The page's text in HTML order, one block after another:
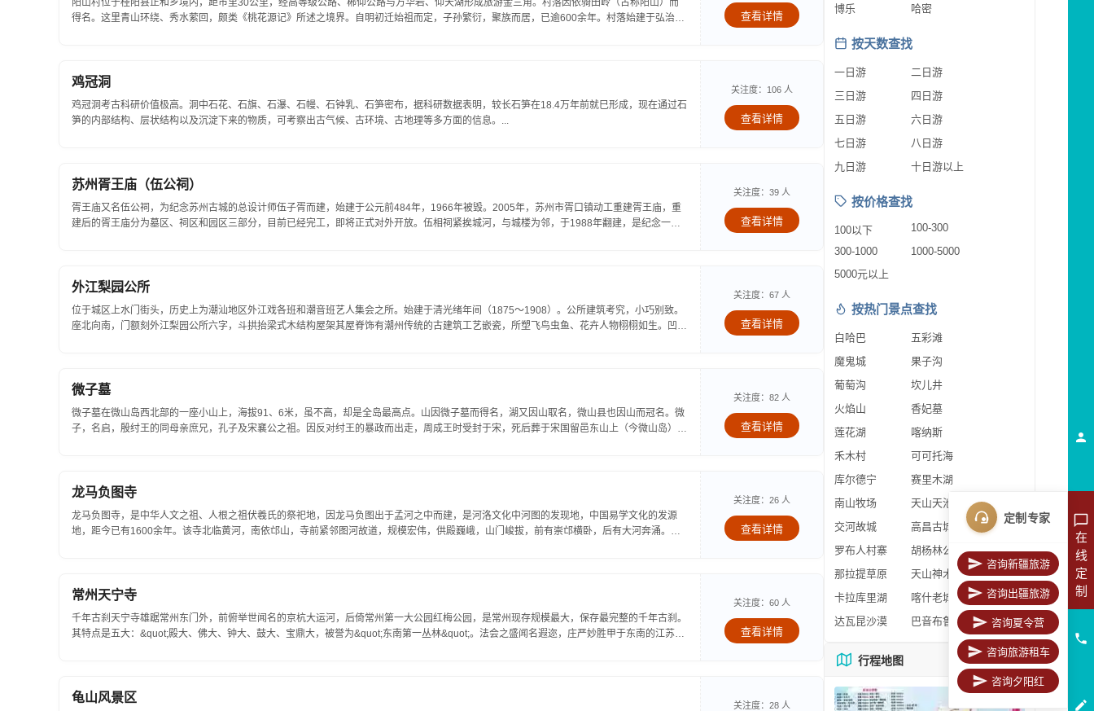
阳山村位于桂阳县正和乡境内，距市里30公里，经高等级公路、郴仰公路与万华岩、仰天湖形成旅游金三角。村落因依骑田岭（古称阳山）而
得名。这里青山环绕、秀水萦回，颇类《桃花源记》所述之境界。自明初迁始祖而定，子孙繁衍，聚族而居，已逾600余年。村落始建于弘治年
查看详情
鸡冠洞
鸡冠洞考古科研价值极高。洞中石花、石旗、石瀑、石幔、石钟乳、石笋密布，据科研数据表明，较长石笋在18.4万年前就巳形成，现在通过石
笋的内部结构、层状结构以及沉淀下来的物质，可考察出古气候、古环境、古地理等多方面的信息。...
关注度：106 人
查看详情
苏州胥王庙（伍公祠）
胥王庙又名伍公祠，为纪念苏州古城的总设计师伍子胥而建，始建于公元前484年，1966年被毁。2005年，苏州市胥口镇动工重建胥王庙，重
建后的胥王庙分为墓区、祠区和园区三部分，目前已经完工，即将正式对外开放。伍相祠紧挨城河，与城楼为邻，于1988年翻建，是纪念一代
关注度：39 人
查看详情
外江梨园公所
位于城区上水门街头，历史上为潮汕地区外江戏各班和潮音班艺人集会之所。始建于清光绪年间（1875～1908）。公所建筑考究，小巧别致。
座北向南，门额刻外江梨园公所六字，斗拱抬梁式木结构屋架其屋脊饰有潮州传统的古建筑工艺嵌瓷，所塑飞鸟虫鱼、花卉人物栩栩如生。凹形
关注度：67 人
查看详情
微子墓
微子墓在微山岛西北部的一座小山上，海拔91、6米，虽不高，却是全岛最高点。山因微子墓而得名，湖又因山取名，微山县也因山而冠名。微
子，名启，殷纣王的同母亲庶兄，孔子及宋襄公之祖。因反对纣王的暴政而出走，周成王时受封于宋，死后葬于宋国留邑东山上（今微山岛）。
关注度：82 人
查看详情
龙马负图寺
龙马负图寺，是中华人文之祖、人根之祖伏羲氏的祭祀地，因龙马负图出于孟河之中而建，是河洛文化中河图的发现地，中国易学文化的发源
地，距今已有1600余年。该寺北临黄河，南依邙山，寺前紧邻图河故道，规模宏伟，供殿巍峨，山门峻拔，前有崇邙横卧，后有大河奔涌。寺
关注度：26 人
查看详情
常州天宁寺
千年古刹天宁寺雄踞常州东门外，前俯举世闻名的京杭大运河，后倚常州第一大公园红梅公园，是常州现存规模最大，保存最完整的千年古刹。
其特点是五大：&quot;殿大、佛大、钟大、鼓大、宝鼎大，被誉为&quot;东南第一丛林&quot;。法会之盛闻名遐迩，庄严妙胜甲于东南的江苏常
关注度：60 人
查看详情
龟山风景区
关注度：28 人
博乐
哈密
按天数查找
一日游
二日游
三日游
四日游
五日游
六日游
七日游
八日游
九日游
十日游以上
按价格查找
100以下
100-300
300-1000
1000-5000
5000元以上
按热门景点查找
白哈巴
五彩滩
魔鬼城
果子沟
葡萄沟
坎儿井
火焰山
香妃墓
莲花湖
喀纳斯
禾木村
可可托海
库尔德宁
赛里木湖
南山牧场
天山天池
交河故城
高昌古城
罗布人村寨
胡杨林公园
那拉提草原
天山神木园
卡拉库里湖
喀什老城区
达瓦昆沙漠
巴音布鲁克
行程地图 更多地图
在
线
定
制
定制专家
咨询新疆旅游
咨询出疆旅游
咨询夏令营
咨询旅游租车
咨询夕阳红